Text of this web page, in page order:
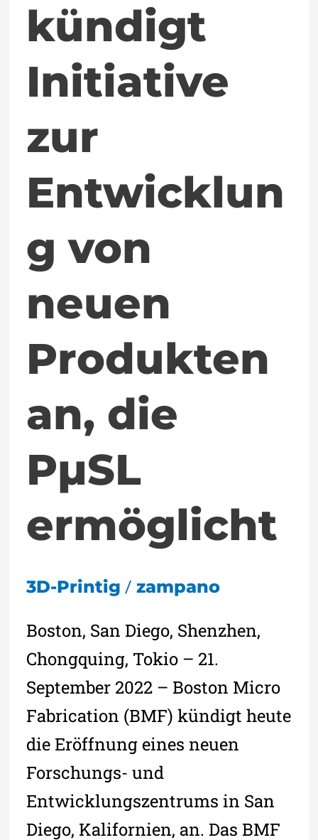
kündigt
Initiative
zur
Entwicklun
g von
neuen
Produkten
an, die
PµSL
ermöglicht
3D-Printig / zampano
Boston, San Diego, Shenzhen,
Chongquing, Tokio – 21.
September 2022 – Boston Micro
Fabrication (BMF) kündigt heute
die Eröffnung eines neuen
Forschungs- und
Entwicklungszentrums in San
Diego, Kalifornien, an. Das BMF
an,
die
PµSL
ermöglicht